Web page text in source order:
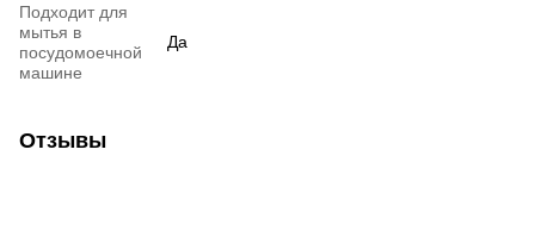
Подходит для
мытья в
посудомоечной
машине
Да
Отзывы